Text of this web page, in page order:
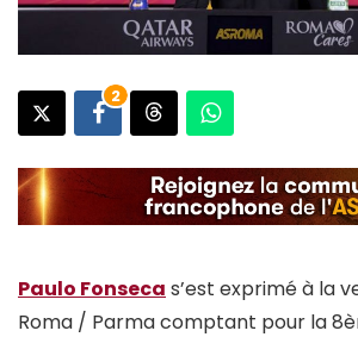
2
Paulo Fonseca s’est exprimé à la
Roma / Parma comptant pour la